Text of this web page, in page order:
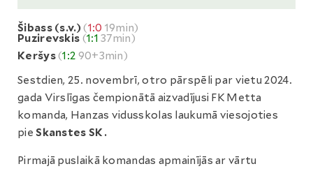
Šibass (s.v.)(1:0 19min)
Puzirevskis (1:1 37min)
Keršys(1:2 90+3min)
Sestdien, 25. novembrī, otro pārspēli par vietu 2024.
gada Virslīgas čempionātā aizvadījusi FK Metta
komanda, Hanzas vidusskolas laukumā viesojoties
pieSkanstes SK.
Pirmajā puslaikā komandas apmainījās ar vārtu